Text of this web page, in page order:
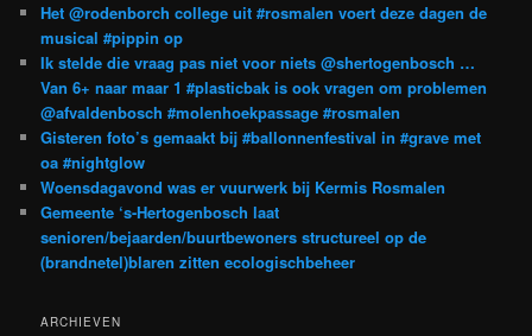
Het @rodenborch college uit #rosmalen voert deze dagen de
musical #pippin op
Ik stelde die vraag pas niet voor niets @shertogenbosch …
Van 6+ naar maar 1 #plasticbak is ook vragen om problemen
@afvaldenbosch #molenhoekpassage #rosmalen
Gisteren foto’s gemaakt bij #ballonnenfestival in #grave met
oa #nightglow
Woensdagavond was er vuurwerk bij Kermis Rosmalen
Gemeente ‘s-Hertogenbosch laat
senioren/bejaarden/buurtbewoners structureel op de
(brandnetel)blaren zitten ecologischbeheer
ARCHIEVEN